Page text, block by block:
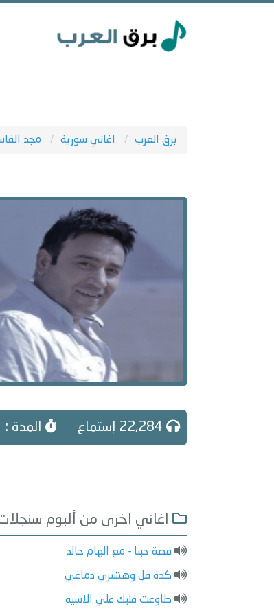
برق العرب اغاني سورية مجد
المدة :
اغاني اخرى من ألبوم
قصة حبنا - مع الهام خالد
كدة فل وهشتري دماغي
طاوعت قلبك علي الاسيه